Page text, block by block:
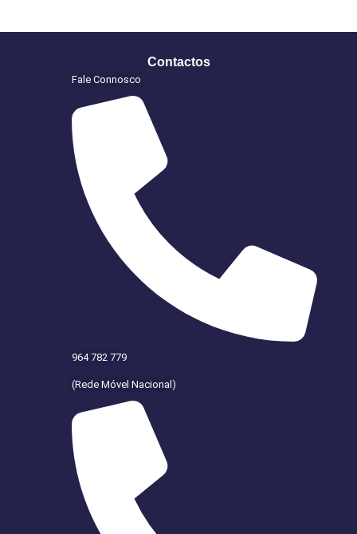
Contactos
Fale Connosco
964 782 779
(Rede Móvel Nacional)